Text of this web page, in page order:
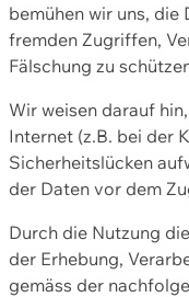
bemühen wir uns,
fremden Zugriffen,
Fälschung zu
Wir weisen darauf
Internet (z.B. bei der
Sicherheitslücken
der Daten vor dem
Durch die Nutzung
der Erhebung,
gemäss der